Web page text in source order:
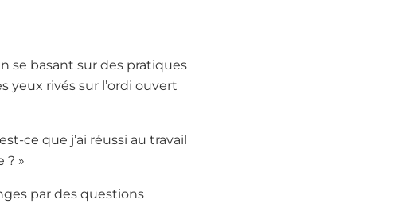
se basant sur des pratiques
yeux rivés sur l’ordi ouvert
ce que j’ai réussi au travail
? »
par des questions